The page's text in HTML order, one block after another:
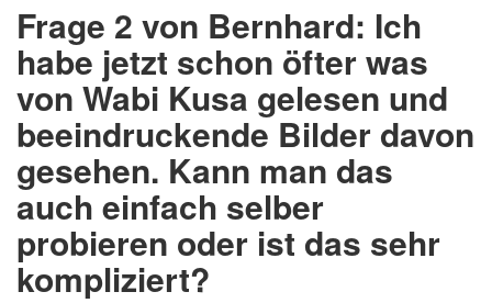
Frage 2 von Bernhard: Ich
habe jetzt schon öfter was
von Wabi Kusa gelesen und
beeindruckende Bilder davon
gesehen. Kann man das
auch einfach selber
probieren oder ist das sehr
kompliziert?